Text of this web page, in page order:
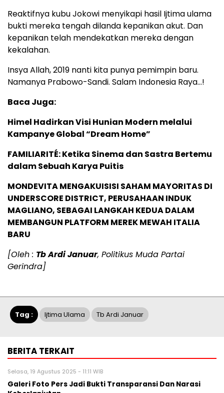
Reaktifnya kubu Jokowi menyikapi hasil Ijtima ulama
bukti mereka tengah dilanda kepanikan akut. Dan
kepanikan telah mendekatkan mereka dengan
kekalahan.
Insya Allah, 2019 nanti kita punya pemimpin baru.
Namanya Prabowo-Sandi. Salam Indonesia Raya…!
Baca Juga:
Himel Hadirkan Visi Hunian Modern melalui
Kampanye Global “Dream Home”
FAMILIARITÉ: Ketika Sinema dan Sastra Bertemu
dalam Sebuah Karya Puitis
MONDEVITA MENGAKUISISI SAHAM MAYORITAS DI
UNDERSCORE DISTRICT, PERUSAHAAN INDUK
MAGLIANO, SEBAGAI LANGKAH KEDUA DALAM
MEMBANGUN PLATFORM MEREK MEWAH ITALIA
BARU
[Oleh : Tb Ardi Januar, Politikus Muda Partai
Gerindra]
Tag : Ijtima Ulama Tb Ardi Januar
BERITA TERKAIT
Selasa, 19 Agustus 2025 - 11:11 WIB
Galeri Foto Pers Jadi Bukti Transparansi Dan Narasi